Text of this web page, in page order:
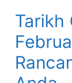
Tarikh